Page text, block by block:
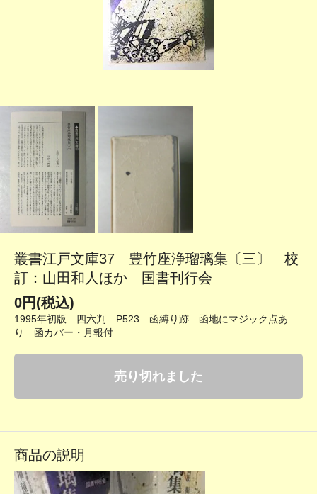
叢書江戸文庫37 豊竹座浄瑠璃集〔三〕 校
訂：山田和人ほか 国書刊行会
0円(税込)
1995年初版 四六判 P523 函縛り跡 函地にマジック点あ
り 函カバー・月報付
売り切れました
商品の説明